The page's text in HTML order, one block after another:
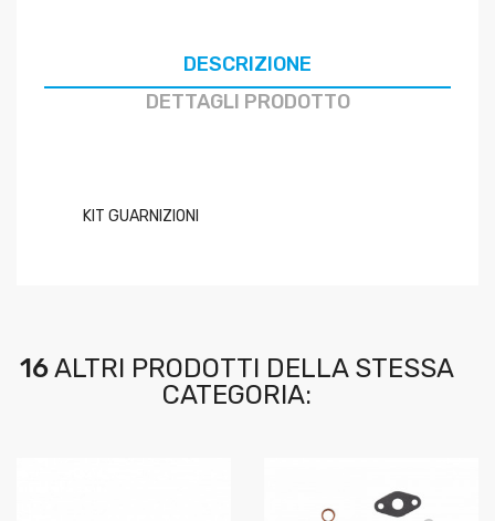
DESCRIZIONE
DETTAGLI PRODOTTO
KIT GUARNIZIONI
16ALTRI PRODOTTI DELLA STESSA
CATEGORIA: